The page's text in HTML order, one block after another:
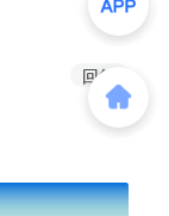
回复